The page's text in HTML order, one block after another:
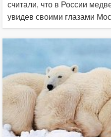
считали, что в России
увидев своими глазами